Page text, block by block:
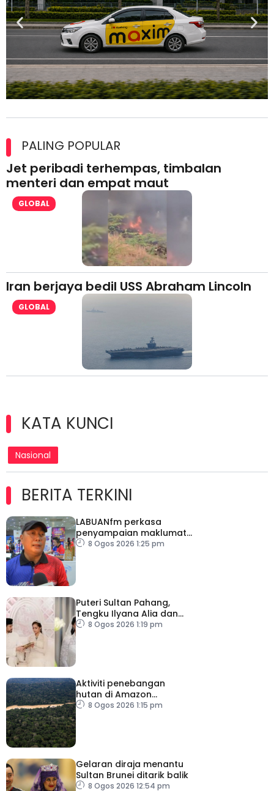
lesen separuh pertama 2026
PALING POPULAR
Jet peribadi terhempas, timbalan
menteri dan empat maut
GLOBAL
Iran berjaya bedil USS Abraham Lincoln
GLOBAL
KATA KUNCI
Nasional
BERITA TERKINI
LABUANfm perkasa
penyampaian maklumat
menerusi siaran luar RDL
8 Ogos 2026 1:25 pm
Puteri Sultan Pahang,
Tengku Ilyana Alia dan
pasangan selamat
8 Ogos 2026 1:19 pm
Aktiviti penebangan
hutan di Amazon
merosot dalam tempoh
8 Ogos 2026 1:15 pm
Gelaran diraja menantu
Sultan Brunei ditarik balik
8 Ogos 2026 12:54 pm